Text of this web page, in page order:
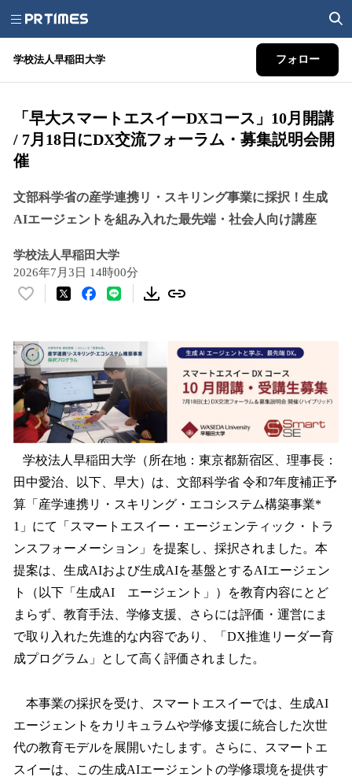
学校法人早稲田大学 フォロー
「早大スマートエスイーDXコース」10月開講
/ 7月18日にDX交流フォーラム・募集説明会開
催
文部科学省の産学連携リ・スキリング事業に採択！生成
AIエージェントを組み入れた最先端・社会人向け講座
学校法人早稲田大学
2026年7月3日 14時00分
い
！
数
を
み
込
中
で
す
学校法人早稲田大学（所在地：東京都新宿区、理事長：
田中愛治、以下、早大）は、文部科学省 令和7年度補正予
算「産学連携リ・スキリング・エコシステム構築事業*
1」にて「スマートエスイー・エージェンティック・トラ
ンスフォーメーション」を提案し、採択されました。本
提案は、生成AIおよび生成AIを基盤とするAIエージェン
ト（以下「生成AI エージェント」）を教育内容にとど
まらず、教育手法、学修支援、さらには評価・運営にま
で取り入れた先進的な内容であり、「DX推進リーダー育
成プログラム」として高く評価されました。
本事業の採択を受け、スマートエスイーでは、生成AI
エージェントをカリキュラムや学修支援に統合した次世
代の教育モデルを展開いたします。さらに、スマートエ
スイーは、この生成AIエージェントの学修環境を提供す